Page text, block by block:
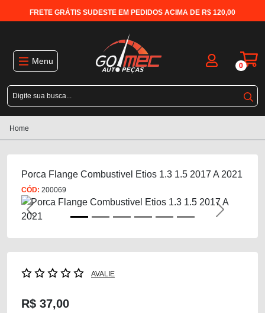
FRETE GRÁTIS SUDESTE EM PEDIDOS ACIMA DE R$ 120,00
Menu 0
Home
Porca Flange Combustivel Etios 1.3 1.5 2017 A 2021
CÓD: 200069
Previous Next
AVALIE
R$ 37,00